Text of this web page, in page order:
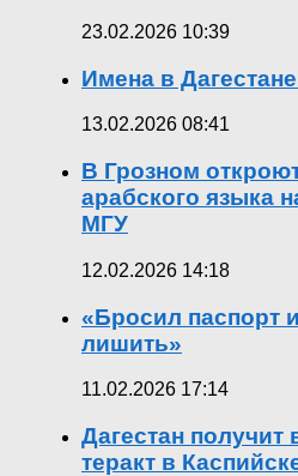
23.02.2026 10:39
Имена в
13.02.2026 08:41
В Грозном
арабского языка
МГУ
12.02.2026 14:18
«Бросил паспорт
лишить»
11.02.2026 17:14
Дагестан получит
теракт в